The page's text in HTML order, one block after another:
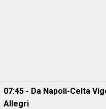
07:45 - Da Napoli-Celta
Allegri